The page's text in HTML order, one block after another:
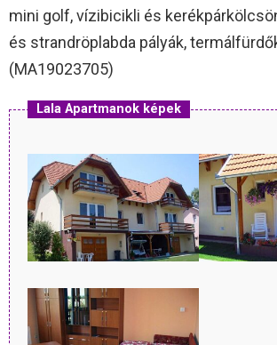
mini golf, vízibicikli és
és strandröplabda pályák,
(MA19023705)
Lala Apartmanok képek